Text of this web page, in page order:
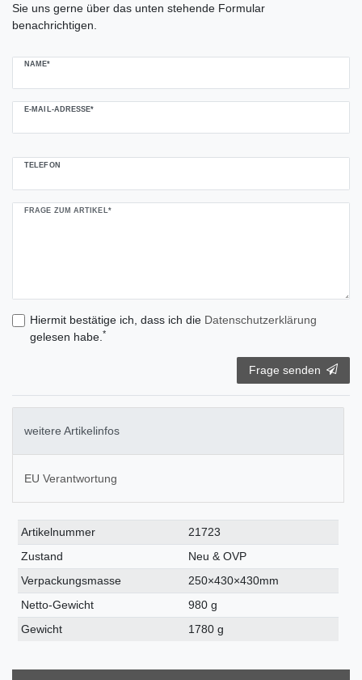
Sie uns gerne über das unten stehende Formular
benachrichtigen.
NAME*
E-MAIL-ADRESSE*
TELEFON
FRAGE ZUM ARTIKEL*
Hiermit bestätige ich, dass ich die Daten­schutz­erklärung
gelesen habe. *
Frage senden
weitere Artikelinfos
EU Verantwortung
Technisches
Merkmal
Wert
Artikelnummer
21723
Zustand
Neu & OVP
Verpackungsmasse
250×430×430mm
Netto-Gewicht
980 g
Gewicht
1780 g